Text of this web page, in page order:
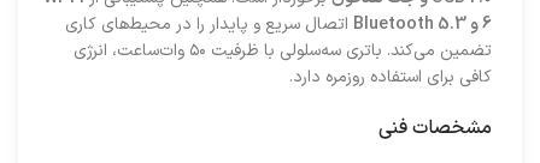
6 و Bluetooth 5.3
اتصال سریع و پایدار را در محیط‌های کاری
تضمین می‌کند. باتری سه‌سلولی با ظرفیت ۵۰ وات‌ساعت، انرژی
کافی برای استفاده روزمره دارد.
مشخصات فنی